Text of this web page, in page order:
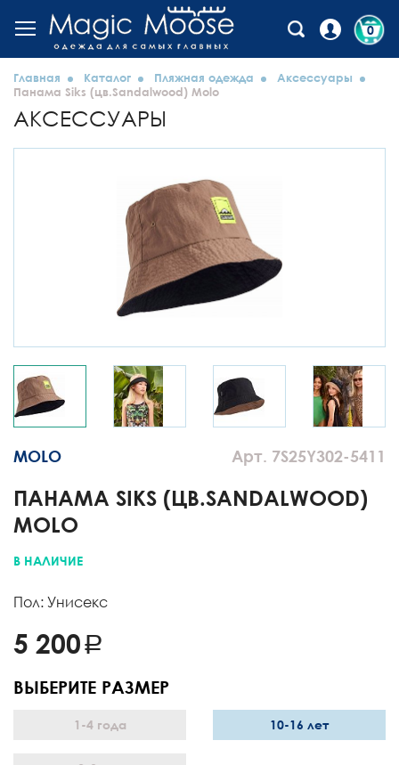
0
Главная Каталог Пляжная одежда
Аксессуары
Панама Siks (цв.Sandalwood) Molo
АКСЕССУАРЫ
Арт. 7S25Y302-5411
MOLO
ПАНАМА SIKS (ЦВ.SANDALWOOD)
MOLO
В НАЛИЧИЕ
Пол: Унисекс
5 200
ВЫБЕРИТЕ РАЗМЕР
1-4 года 10-16 лет